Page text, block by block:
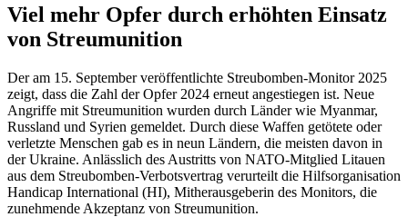
Viel mehr Opfer durch erhöhten Einsatz
von Streumunition
Der am 15. September veröffentlichte Streubomben-Monitor 2025
zeigt, dass die Zahl der Opfer 2024 erneut angestiegen ist. Neue
Angriffe mit Streumunition wurden durch Länder wie Myanmar,
Russland und Syrien gemeldet. Durch diese Waffen getötete oder
verletzte Menschen gab es in neun Ländern, die meisten davon in
der Ukraine. Anlässlich des Austritts von NATO-Mitglied Litauen
aus dem Streubomben-Verbotsvertrag verurteilt die Hilfsorganisation
Handicap International (HI), Mitherausgeberin des Monitors, die
zunehmende Akzeptanz von Streumunition.